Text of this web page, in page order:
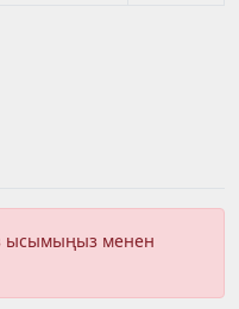
ысымыңыз менен